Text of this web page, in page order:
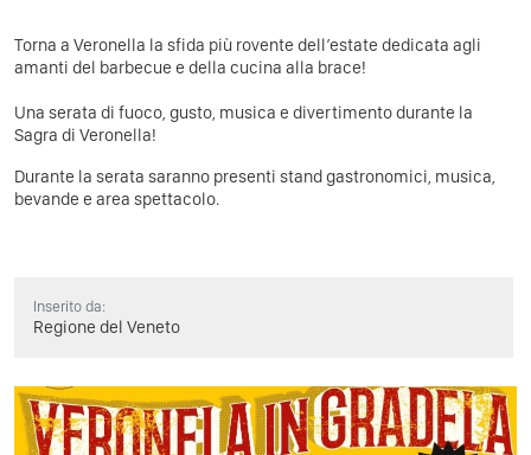
Torna a Veronella la sfida più rovente dell’estate dedicata agli
amanti del barbecue e della cucina alla brace!
Una serata di fuoco, gusto, musica e divertimento durante la
Sagra di Veronella!
Durante la serata saranno presenti stand gastronomici, musica,
bevande e area spettacolo.
Inserito da:
Regione del Veneto